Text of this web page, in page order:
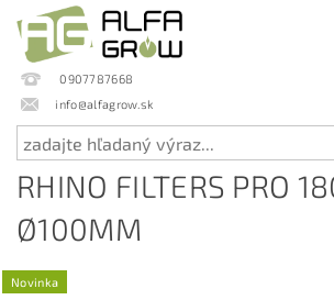
0907787668
info@alfagrow.sk
RHINO FILTERS PRO
Ø100MM
Novinka